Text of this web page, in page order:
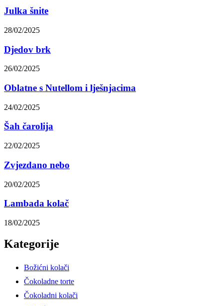
Julka šnite
28/02/2025
Djedov brk
26/02/2025
Oblatne s Nutellom i lješnjacima
24/02/2025
Šah čarolija
22/02/2025
Zvjezdano nebo
20/02/2025
Lambada kolač
18/02/2025
Kategorije
Božićni kolači
Čokoladne torte
Čokoladni kolači